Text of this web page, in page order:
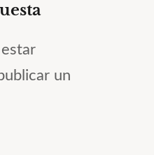
un